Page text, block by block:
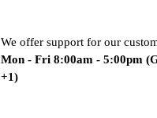
We offer support for our
Mon - Fri 8:00am - 5:00pm
+1)